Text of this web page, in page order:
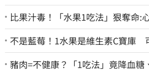
比果汁毒！「水果1吃法」狠奪命:
不是藍莓！1水果是維生素C寶庫
豬肉=不健康？「1吃法」竟降血糖